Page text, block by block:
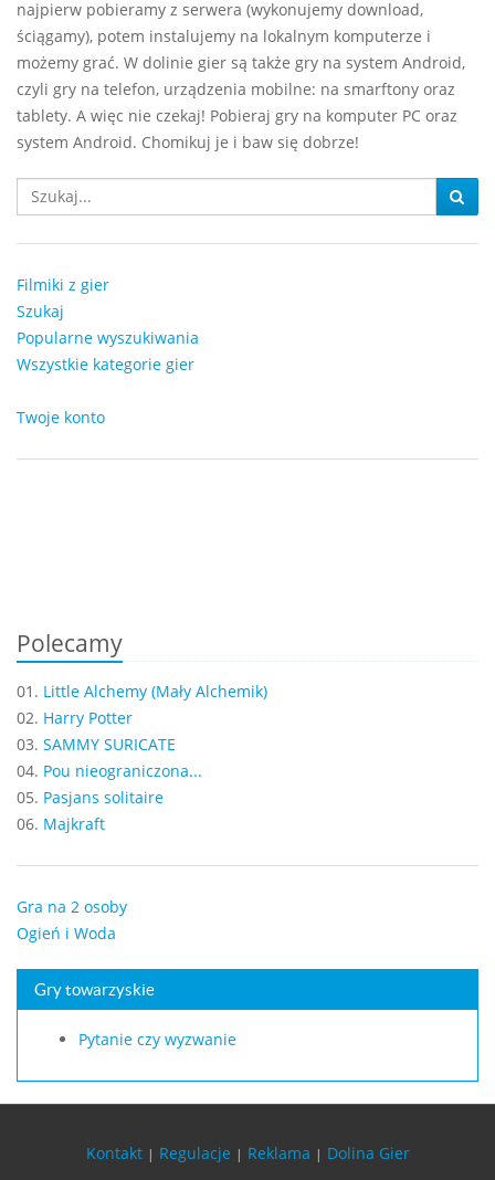
najpierw pobieramy z serwera (wykonujemy download,
ściągamy), potem instalujemy na lokalnym komputerze i
możemy grać. W dolinie gier są także gry na system Android,
czyli gry na telefon, urządzenia mobilne: na smarftony oraz
tablety. A więc nie czekaj! Pobieraj gry na komputer PC oraz
system Android. Chomikuj je i baw się dobrze!
Filmiki z gier
Szukaj
Popularne wyszukiwania
Wszystkie kategorie gier
Twoje konto
Polecamy
01. Little Alchemy (Mały Alchemik)
02. Harry Potter
03. SAMMY SURICATE
04. Pou nieograniczona...
05. Pasjans solitaire
06. Majkraft
Gra na 2 osoby
Ogień i Woda
Gry towarzyskie
Pytanie czy wyzwanie
Kontakt | Regulacje | Reklama | Dolina Gier